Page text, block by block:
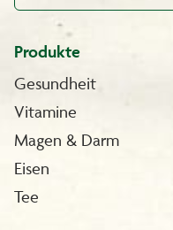
Produkte
Gesundheit
Vitamine
Magen & Darm
Eisen
Tee